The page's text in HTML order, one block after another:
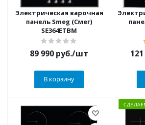
Электрическая варочная
панель Smeg (Смег)
SE364ETBM
89 990 руб./шт
В корзину